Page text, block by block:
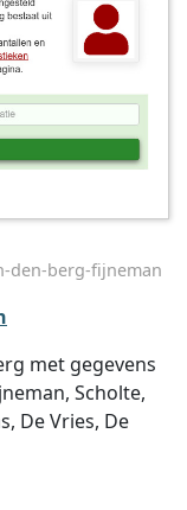
den-berg-fijneman
met gegevens
Scholte,
De Vries, De